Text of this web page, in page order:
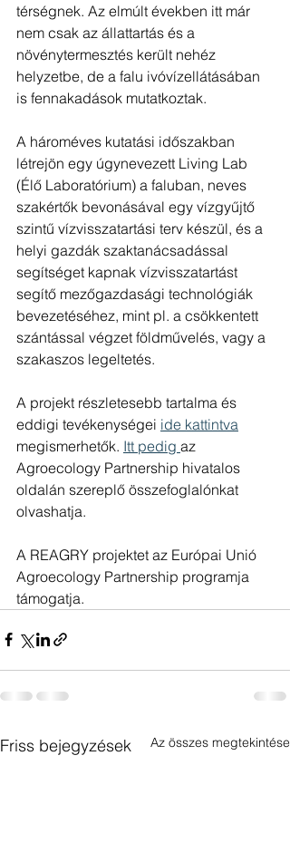
térségnek. Az elmúlt években itt már
nem csak az állattartás és a
növénytermesztés került nehéz
helyzetbe, de a falu ivóvízellátásában
is fennakadások mutatkoztak.
A hároméves kutatási időszakban
létrejön egy úgynevezett Living Lab
(Élő Laboratórium) a faluban, neves
szakértők bevonásával egy vízgyűjtő
szintű vízvisszatartási terv készül, és a
helyi gazdák szaktanácsadással
segítséget kapnak vízvisszatartást
segítő mezőgazdasági technológiák
bevezetéséhez, mint pl. a csökkentett
szántással végzet földművelés, vagy a
szakaszos legeltetés.
A projekt részletesebb tartalma és
eddigi tevékenységei ide kattintva
megismerhetők. Itt pedig az
Agroecology Partnership hivatalos
oldalán szereplő összefoglalónkat
olvashatja.
A REAGRY projektet az Európai Unió
Agroecology Partnership programja
támogatja.
Friss bejegyzések Az összes megtekintése